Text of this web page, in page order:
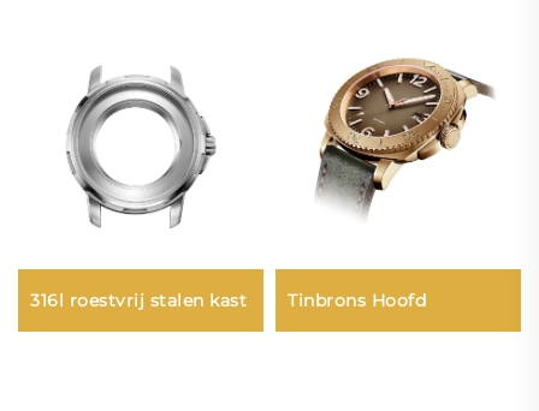
316l roestvrij stalen kast Tinbrons Hoofd